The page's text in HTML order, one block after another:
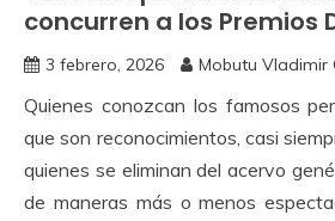
concurren a los Premios
3 febrero, 2026 Mobutu Vladimir
Quienes conozcan los famosos
que son reconocimientos, casi
quienes se eliminan del acervo
de maneras más o menos